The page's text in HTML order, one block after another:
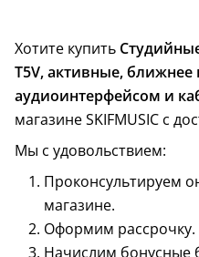
Хотите купить
T5V, активные, ближнее
аудиоинтерфейсом и
магазине SKIFMUSIC с
Мы с удовольствием:
Проконсультируем
магазине.
Оформим рассрочку.
Начислим бонусные